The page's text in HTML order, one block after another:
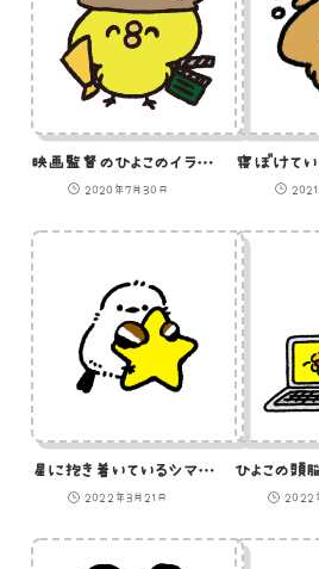
映画監督のひよこのイラスト
2020年7月30日
寝ぼけてい
星に抱き着いているシマエナガのイラスト
2022年3月21日 2022